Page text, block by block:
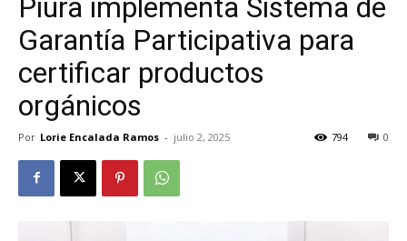
Garantía Participativa para
certificar productos
orgánicos
Por Lorie Encalada Ramos - julio 2, 2025 0
794